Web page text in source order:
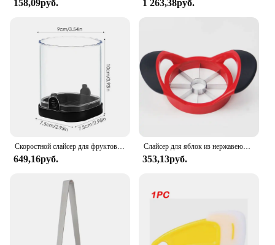
needs of busy households and professional kitchens
hand for any oil stain challenge.
158,09руб. 1 263,38руб.
Скоростной слайсер для фруктов и овощей с нажимной пластиной, ручной резак для чашек, портативный инструмент для нарезки бананов, клубники, кухонные аксессуары
649,16руб.
Слайсер для яблок из нержавеющей стали Apple Corerpeelerfruit Cuttersuper Sharp Apple Knifemultifunctional Кухонные инструменты
353,13руб.